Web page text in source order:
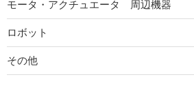
モータ・アクチュエータ 周辺機器
ロボット
その他